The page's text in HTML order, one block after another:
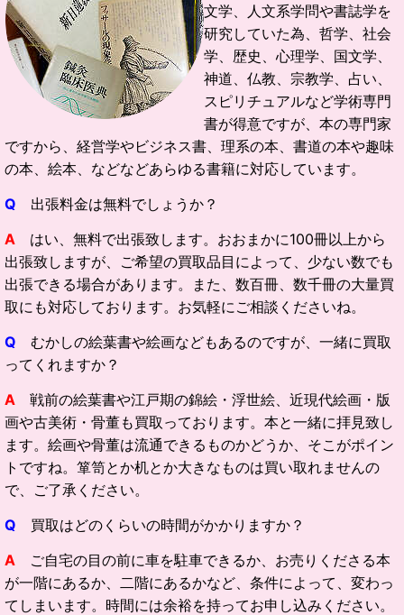
文学、人文系学問や書誌学を
研究していた為、哲学、社会
学、歴史、心理学、国文学、
神道、仏教、宗教学、占い、
スピリチュアルなど学術専門
書が得意ですが、本の専門家
ですから、経営学やビジネス書、理系の本、書道の本や趣味
の本、絵本、などなどあらゆる書籍に対応しています。
Q 出張料金は無料でしょうか？
A はい、無料で出張致します。おおまかに100冊以上から
出張致しますが、ご希望の買取品目によって、少ない数でも
出張できる場合があります。また、数百冊、数千冊の大量買
取にも対応しております。お気軽にご相談くださいね。
Q むかしの絵葉書や絵画などもあるのですが、一緒に買取
ってくれますか？
A
戦前の絵葉書や江戸期の錦絵・浮世絵、近現代絵画・版
画や古美術・骨董も買取っております。本と一緒に拝見致し
ます。絵画や骨董は流通できるものかどうか、そこがポイン
トですね。箪笥とか机とか大きなものは買い取れませんの
で、ご了承ください。
Q 買取はどのくらいの時間がかかりますか？
A ご自宅の目の前に車を駐車できるか、お売りくださる本
が一階にあるか、二階にあるかなど、条件によって、変わっ
てしまいます。時間には余裕を持ってお申し込みください。